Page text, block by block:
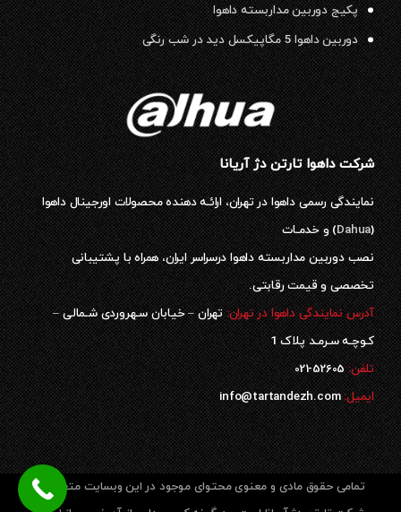
پکیج دوربین مداربسته داهوا
دوربین داهوا 5 مگاپیکسل دید در شب رنگی
شرکت داهوا تارتن دژ آریانا
نمایندگی رسمی داهوا در تهران، ارائـه دهنده محصولات اورجینال داهوا
(
Dahua) و خدمـات
نصب دوربین مداربسته داهوا درسراسر ایران، همراه با پشتیبانی
تخصصی و قیمت رقابتی.
آدرس نمایندگی داهوا در تهران:تهران – خیابان سـهروردی شـمالی –
کـوچـه سـرمـد پلاک 1
تلفن:52605-021
ایمیل:info@tartandezh.com
تمامی حقوق مادی و معنوی محتوای موجود در این وبسایت متعلق به